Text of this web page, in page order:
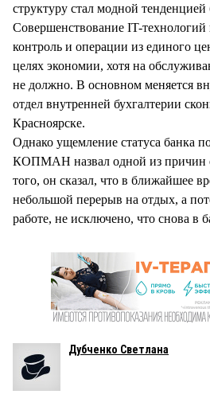
структуру стал модной
Совершенствование IT-технологий
контроль и операции из единого
целях экономии, хотя на
не должно. В основном меняется
отдел внутренней бухгалтерии
Красноярске.
Однако ущемление статуса банка
КОПМАН назвал одной из причин
того, он сказал, что в ближайшее
небольшой перерыв на отдых, а
работе, не исключено, что снова в
Дубченко Светлана